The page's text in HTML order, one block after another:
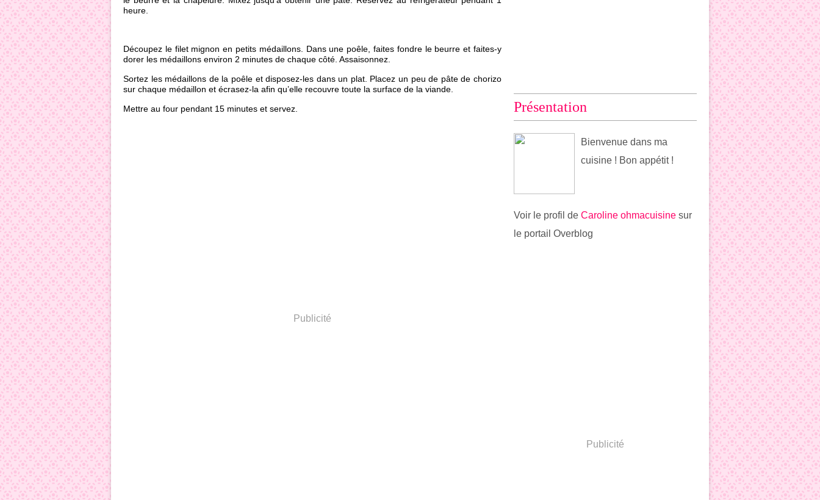
heure.
Découpez le filet mignon en petits médaillons. Dans une poêle, faites fondre le beurre et faites-y
dorer les médaillons environ 2 minutes de chaque côté. Assaisonnez.
Sortez les médaillons de la poêle et disposez-les dans un plat. Placez un peu de pâte de chorizo
sur chaque médaillon et écrasez-la afin qu’elle recouvre toute la surface de la viande.
Mettre au four pendant 15 minutes et servez.
Publicité
Présentation
Bienvenue dans ma
cuisine ! Bon appétit !
Voir le profil de Caroline ohmacuisine sur
le portail Overblog
Publicité